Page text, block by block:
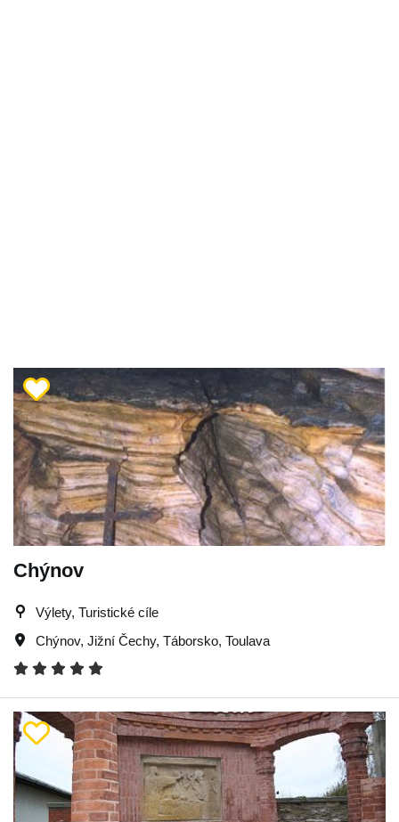
Chýnov
Výlety, Turistické cíle
Chýnov, Jižní Čechy, Táborsko, Toulava